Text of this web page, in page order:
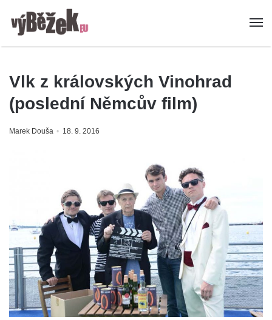
Vlk z královských Vinohrad
(poslední Němcův film)
Marek Douša 18. 9. 2016